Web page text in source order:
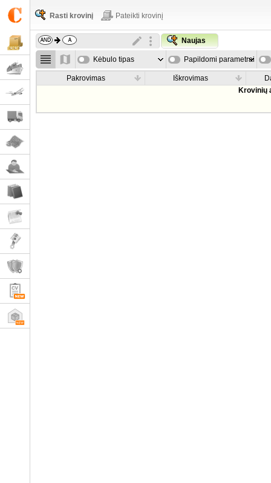
Rasti krovinį Pateikti krovinį
Naujas
Kėbulo tipas Papildomi parametrai
Pakrovimas Iškrovimas
Krovinių